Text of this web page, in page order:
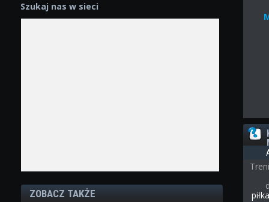
Szukaj nas w sieci
ZOBACZ TAKŻE